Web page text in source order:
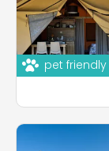
pet friendly